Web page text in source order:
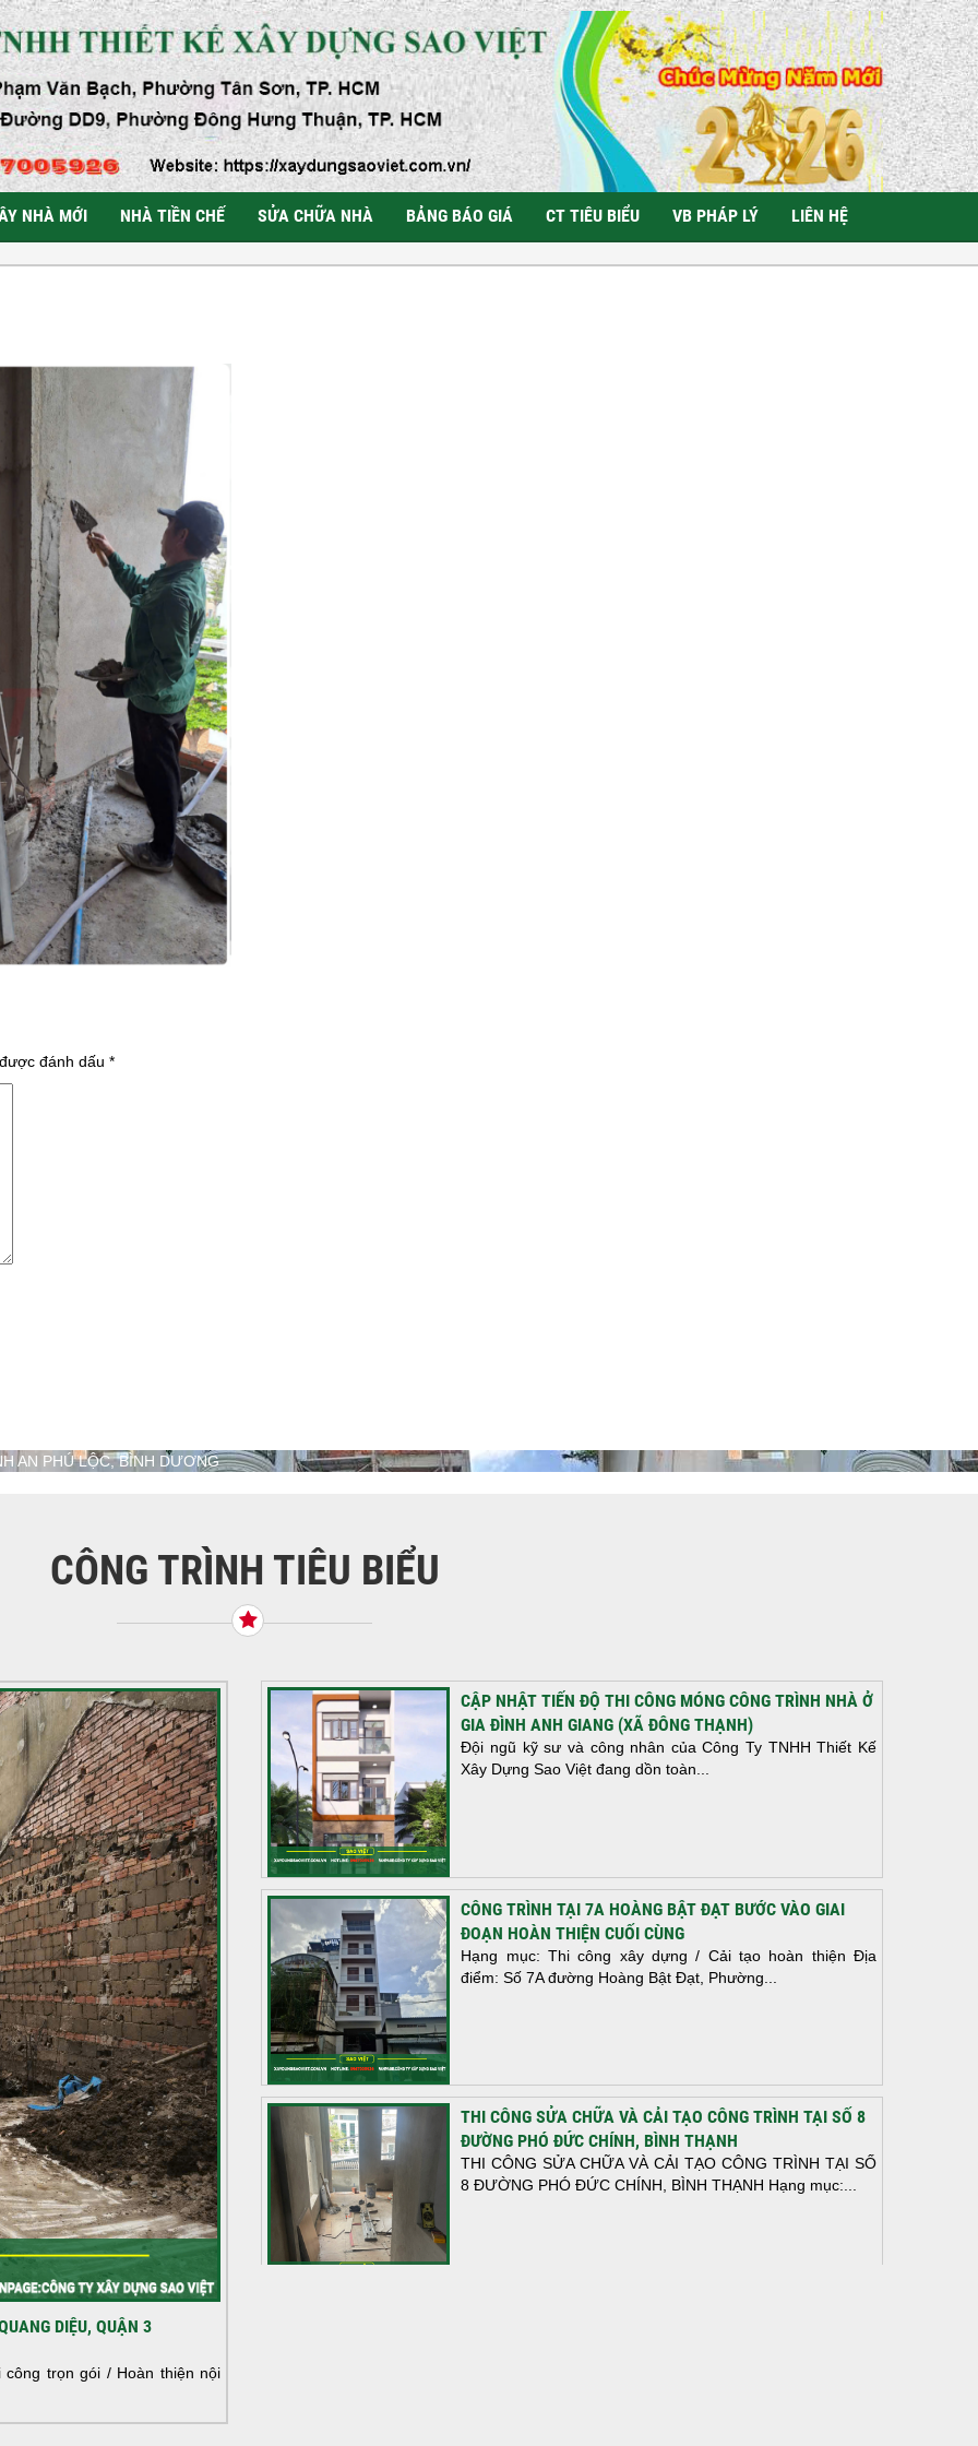
NHÀ MỚI NHÀ TIỀN CHẾ SỬA CHỮA NHÀ BẢNG BÁO GIÁ CT TIÊU BIỂU VB PHÁP LÝ LIÊN HỆ
đánh dấu *
AN PHÚ LỘC, BÌNH DƯƠNG
CÔNG TRÌNH TIÊU BIỂU
DIỆU, QUẬN 3
trọn gói / Hoàn thiện nội
CẬP NHẬT TIẾN ĐỘ THI CÔNG MÓNG CÔNG TRÌNH NHÀ Ở
GIA ĐÌNH ANH GIANG (XÃ ĐÔNG THẠNH)
Đội ngũ kỹ sư và công nhân của Công Ty TNHH Thiết Kế
Xây Dựng Sao Việt đang dồn toàn...
CÔNG TRÌNH TẠI 7A HOÀNG BẬT ĐẠT BƯỚC VÀO GIAI
ĐOẠN HOÀN THIỆN CUỐI CÙNG
Hạng mục: Thi công xây dựng / Cải tạo hoàn thiện Địa
điểm: Số 7A đường Hoàng Bật Đạt, Phường...
THI CÔNG SỬA CHỮA VÀ CẢI TẠO CÔNG TRÌNH TẠI SỐ 8
ĐƯỜNG PHÓ ĐỨC CHÍNH, BÌNH THẠNH
THI CÔNG SỬA CHỮA VÀ CẢI TẠO CÔNG TRÌNH TẠI SỐ
8 ĐƯỜNG PHÓ ĐỨC CHÍNH, BÌNH THẠNH Hạng mục:...